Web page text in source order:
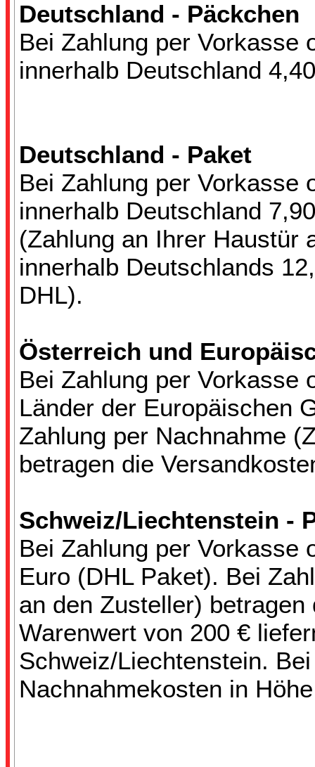
Deutschland - Päckchen
Bei Zahlung per Vorkasse
innerhalb Deutschland
Deutschland - Paket
Bei Zahlung per Vorkasse
innerhalb Deutschland
(Zahlung an Ihrer Haustür
innerhalb Deutschlands
DHL).
Österreich und
Bei Zahlung per Vorkasse
Länder der Europäischen
Zahlung per Nachnahme
betragen die
Schweiz/Liechtenstein -
Bei Zahlung per Vorkasse
Euro (DHL Paket). Bei
an den Zusteller)
Warenwert von 200 €
Schweiz/Liechtenstein.
Nachnahmekosten in